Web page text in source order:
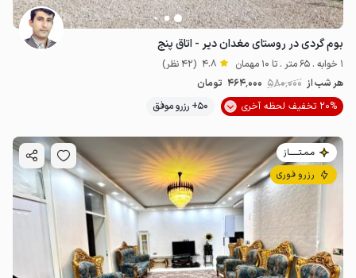
بوم گردی در روستای مغدان دیر - اتاق پنج
1 خوابه . 65 متر . تا 10 مهمان 4.8 (42 نظر)
هر شب از 580٬000 464٬000 تومان
20% تخفیف لحظه آخری
50+ رزرو موفق
مـمـتــــــاز
رزرو فوری